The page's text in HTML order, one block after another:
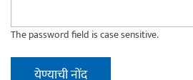
The password field is case sensitive.